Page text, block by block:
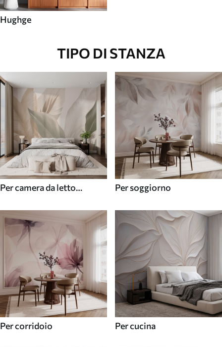
Hughge
TIPO DI STANZA
Per camera da letto
Per soggiorno
Per corridoio Per cucina